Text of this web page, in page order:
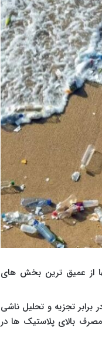
از عمیق ترین بخش های
برابر تجزیه و تحلیل ناشی
بالای پلاستیک ها در